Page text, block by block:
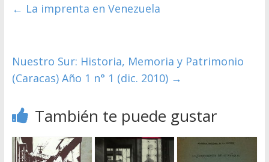
← La imprenta en Venezuela
Nuestro Sur: Historia, Memoria y Patrimonio
(Caracas) Año 1 n° 1 (dic. 2010) →
También te puede gustar